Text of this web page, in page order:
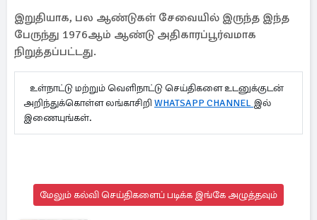
இறுதியாக, பல ஆண்டுகள் சேவையில் இருந்த இந்த
பேருந்து 1976ஆம் ஆண்டு அதிகாரப்பூர்வமாக
நிறுத்தப்பட்டது.
உள்நாட்டு மற்றும் வெளிநாட்டு செய்திகளை உடனுக்குடன்
அறிந்துக்கொள்ள லங்காசிறி WHATSAPP CHANNEL இல்
இணையுங்கள்.
மேலும் கல்வி செய்திகளைப் படிக்க இங்கே அழுத்தவும்